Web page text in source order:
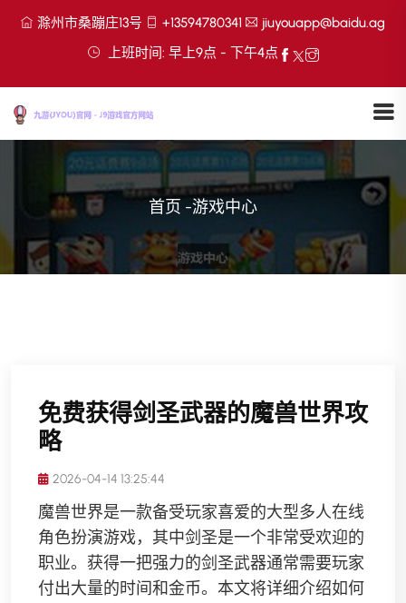
滁州市桑蹦庄13号 +13594780341
jiuyouapp@baidu.ag
上班时间: 早上9点 - 下午4点
首页 -游戏中心
免费获得剑圣武器的魔兽世界攻
略
2026-04-14 13:25:44
魔兽世界是一款备受玩家喜爱的大型多人在线
角色扮演游戏，其中剑圣是一个非常受欢迎的
职业。获得一把强力的剑圣武器通常需要玩家
付出大量的时间和金币。本文将详细介绍如何